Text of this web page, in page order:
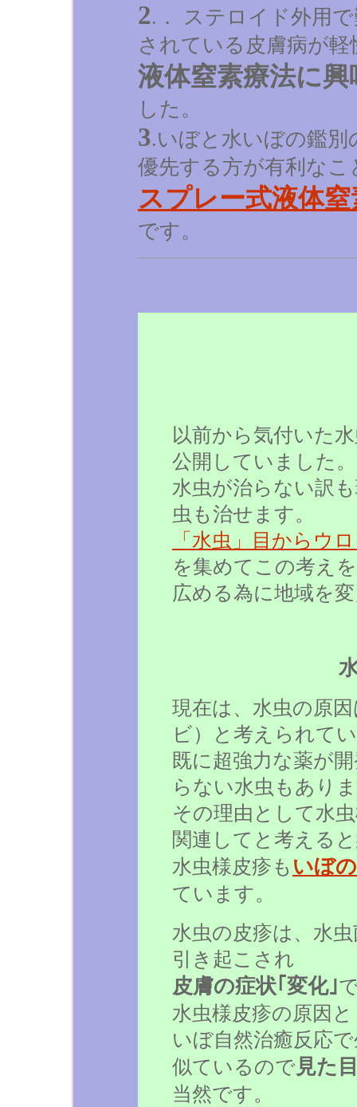
2.． ステロイド外用
されている皮膚病が
液体窒素療法に興
した。
3.いぼと水いぼの鑑
優先する方が有利な
スプレー式液体窒
です。
以前から気付いた
公開していました。
水虫が治らない訳
虫も治せます。
「水虫」目からウ
を集めてこの考えを
広める為に地域を
現在は、水虫の原
ビ）と考えられて
既に超強力な薬が
らない水虫もあり
その理由として水
関連してと考える
水虫様皮疹も いぼ
ています。
水虫の皮疹は、水
引き起こされ
皮膚の症状｢変化｣
水虫様皮疹の原因
いぼ自然治癒反応
似ているので見た
当然です。